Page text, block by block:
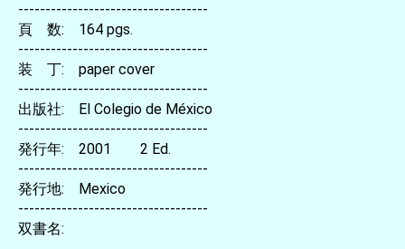
-----------------------------------
頁 数: 164 pgs.
-----------------------------------
装 丁: paper cover
-----------------------------------
出版社: El Colegio de México
-----------------------------------
発行年: 2001 2 Ed.
-----------------------------------
発行地: Mexico
-----------------------------------
双書名: